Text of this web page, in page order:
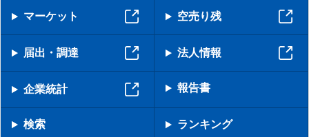
マーケット 空売り残
届出・調達 法人情報
企業統計 報告書
検索 ランキング